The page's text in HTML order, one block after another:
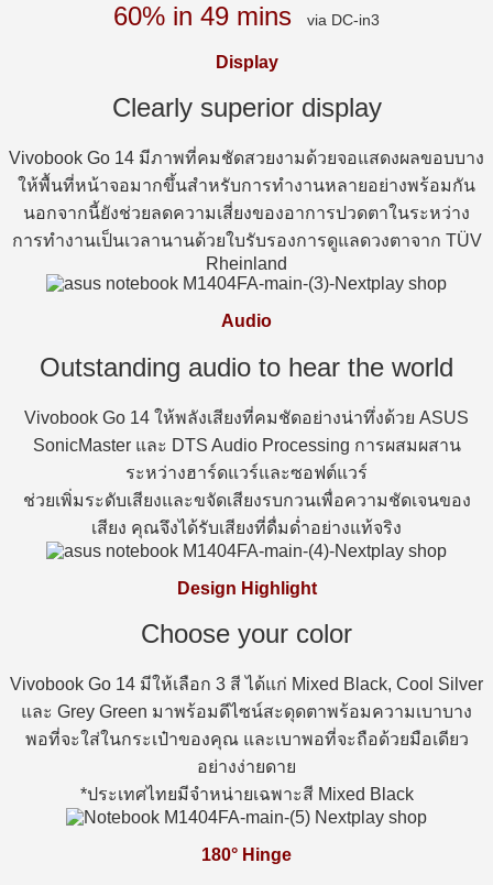
60% in 49 mins via DC-in3
Display
Clearly superior display
Vivobook Go 14 มีภาพที่คมชัดสวยงามด้วยจอแสดงผลขอบบาง
ให้พื้นที่หน้าจอมากขึ้นสำหรับการทำงานหลายอย่างพร้อมกัน
นอกจากนี้ยังช่วยลดความเสี่ยงของอาการปวดตาในระหว่าง
การทำงานเป็นเวลานานด้วยใบรับรองการดูแลดวงตาจาก TÜV
Rheinland
Audio
Outstanding audio to hear the world
Vivobook Go 14 ให้พลังเสียงที่คมชัดอย่างน่าทึ่งด้วย ASUS
SonicMaster และ DTS Audio Processing การผสมผสาน
ระหว่างฮาร์ดแวร์และซอฟต์แวร์
ช่วยเพิ่มระดับเสียงและขจัดเสียงรบกวนเพื่อความชัดเจนของ
เสียง คุณจึงได้รับเสียงที่ดื่มด่ำอย่างแท้จริง
Design Highlight
Choose your color
Vivobook Go 14 มีให้เลือก 3 สี ได้แก่ Mixed Black, Cool Silver
และ Grey Green มาพร้อมดีไซน์สะดุดตาพร้อมความเบาบาง
พอที่จะใส่ในกระเป๋าของคุณ และเบาพอที่จะถือด้วยมือเดียว
อย่างง่ายดาย
*ประเทศไทยมีจำหน่ายเฉพาะสี Mixed Black
180° Hinge